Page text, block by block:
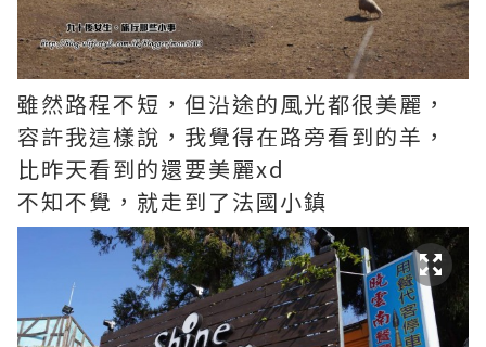
雖然路程不短，但沿途的風光都很美麗，
容許我這樣說，我覺得在路旁看到的羊，
比昨天看到的還要美麗xd
不知不覺，就走到了法國小鎮